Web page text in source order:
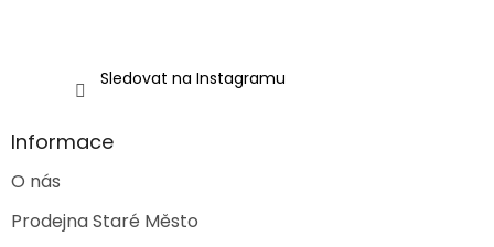
Sledovat na Instagramu
Informace
O nás
Prodejna Staré Město